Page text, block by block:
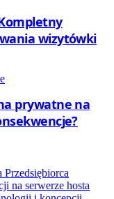
wizytówki
prywatne na